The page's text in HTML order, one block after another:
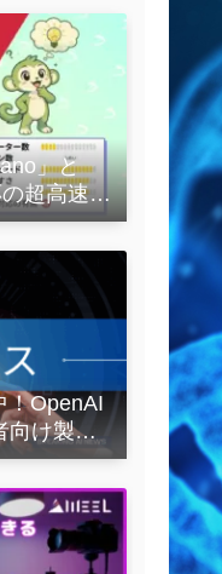
」と
超高速
！OpenAI
向け製品